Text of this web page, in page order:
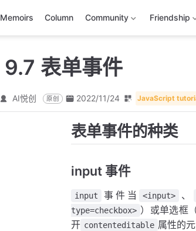
Memoirs Column Community Friendship
9.7 表单事件
AI悦创 原创 2022/11/24 JavaScript
表单事件的种类
input 事件
input 事件当 <input> 、
type=checkbox> ）或单选框
开 contenteditable 属性的